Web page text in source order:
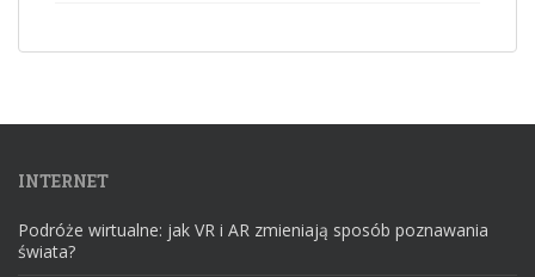
INTERNET
Podróże wirtualne: jak VR i AR zmieniają sposób poznawania
świata?